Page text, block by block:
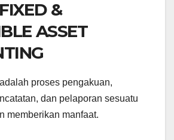
&
ASSET
adalah proses pengakuan,
dan pelaporan sesuatu
memberikan manfaat.